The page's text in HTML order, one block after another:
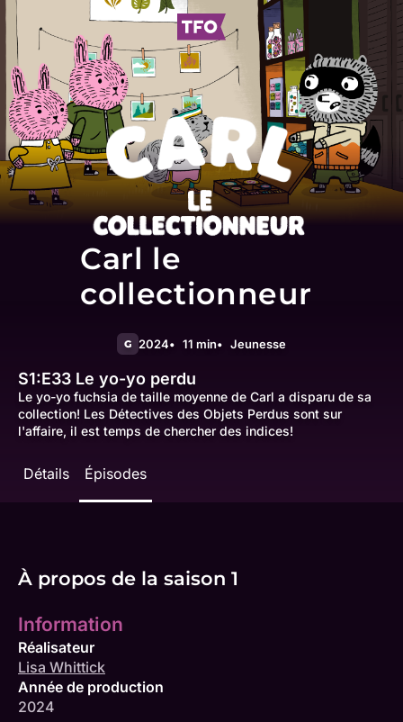
Carl le
collectionneur
G 2024 11 min Jeunesse
S1:E33 Le yo-yo perdu
Le yo-yo fuchsia de taille moyenne de Carl a disparu de sa
collection! Les Détectives des Objets Perdus sont sur
l'affaire, il est temps de chercher des indices!
Détails Épisodes
À propos de la saison 1
Information
Réalisateur
Lisa Whittick
Année de production
2024